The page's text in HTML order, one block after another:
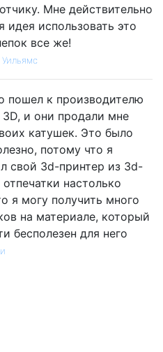
Мне действительно
идея использовать это
все же!
пошел к производителю
3D, и они продали мне
катушек. Это было
потому что я
свой 3d-принтер из 3d-
настолько
я могу получить много
на материале, который
бесполезен для него